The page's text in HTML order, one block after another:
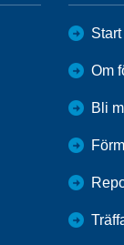
Start
Om
Bli